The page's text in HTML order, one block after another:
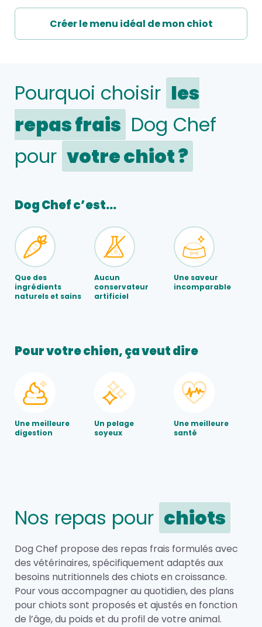
Créer le menu idéal de mon chiot
Pourquoi choisir les
repas frais Dog Chef
pour votre chiot ?
Dog Chef c’est…
Que des
ingrédients
naturels et sains
Aucun
conservateur
artificiel
Une saveur
incomparable
Pour votre chien, ça veut dire
Une meilleure
digestion
Un pelage
soyeux
Une meilleure
santé
Nos repas pour chiots
Dog Chef propose des repas frais formulés avec
des vétérinaires, spécifiquement adaptés aux
besoins nutritionnels des chiots en croissance.
Pour vous accompagner au quotidien, des plans
pour chiots sont proposés et ajustés en fonction
de l’âge, du poids et du profil de votre animal.